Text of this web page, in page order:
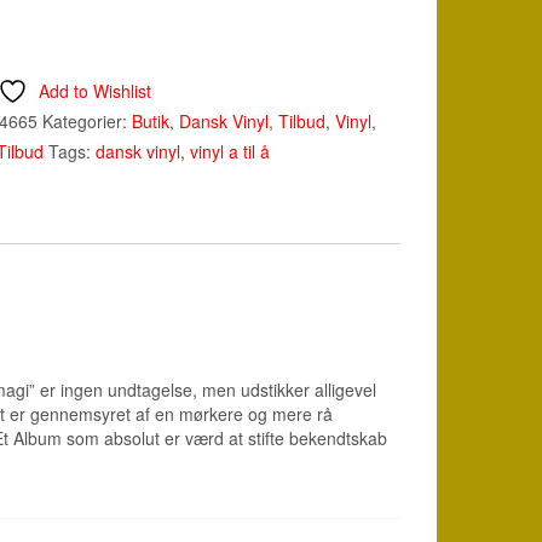
Add to Wishlist
Kategorier: Butik, Dansk Vinyl, Tilbud, Vinyl,
Tags: dansk vinyl, vinyl a til å
er ingen undtagelse, men udstikker alligevel
gennemsyret af en mørkere og mere rå
Album som absolut er værd at stifte bekendtskab